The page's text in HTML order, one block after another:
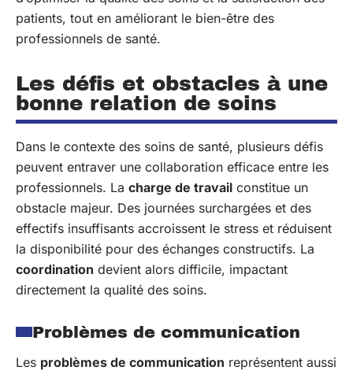
patients, tout en améliorant le bien-être des
professionnels de santé.
Les défis et obstacles à une
bonne relation de soins
Dans le contexte des soins de santé, plusieurs défis
peuvent entraver une collaboration efficace entre les
professionnels. La charge de travail constitue un
obstacle majeur. Des journées surchargées et des
effectifs insuffisants accroissent le stress et réduisent
la disponibilité pour des échanges constructifs. La
coordination devient alors difficile, impactant
directement la qualité des soins.
Problèmes de communication
Les problèmes de communication représentent aussi